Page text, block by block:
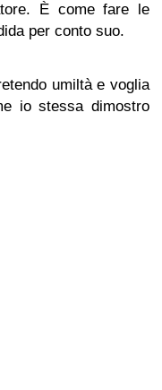
È come fare le
per conto suo.
umiltà e voglia
io stessa dimostro